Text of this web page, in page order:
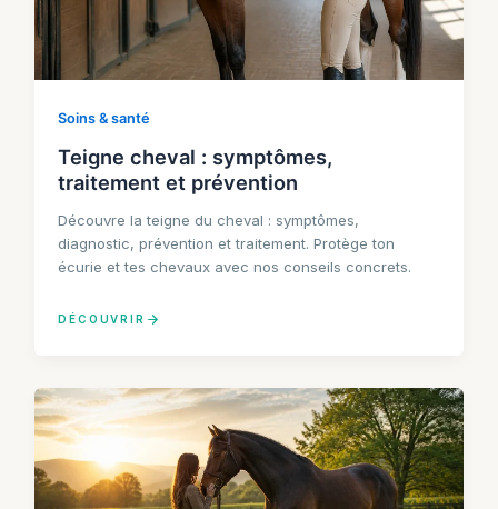
Soins & santé
Teigne cheval : symptômes,
traitement et prévention
Découvre la teigne du cheval : symptômes,
diagnostic, prévention et traitement. Protège ton
écurie et tes chevaux avec nos conseils concrets.
DÉCOUVRIR